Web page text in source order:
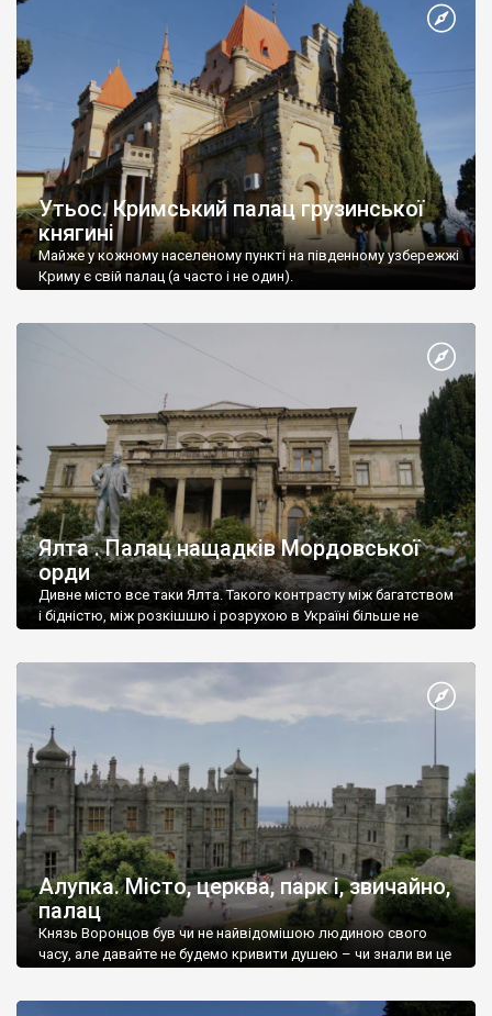
Утьос. Кримський палац грузинської
княгині
Майже у кожному населеному пункті на південному узбережжі
Криму є свій палац (а часто і не один).
Ялта . Палац нащадків Мордовської
орди
Дивне місто все таки Ялта. Такого контрасту між багатством
і бідністю, між розкішшю і розрухою в Україні більше не
Алупка. Місто, церква, парк і, звичайно,
палац
Князь Воронцов був чи не найвідомішою людиною свого
часу, але давайте не будемо кривити душею – чи знали ви це